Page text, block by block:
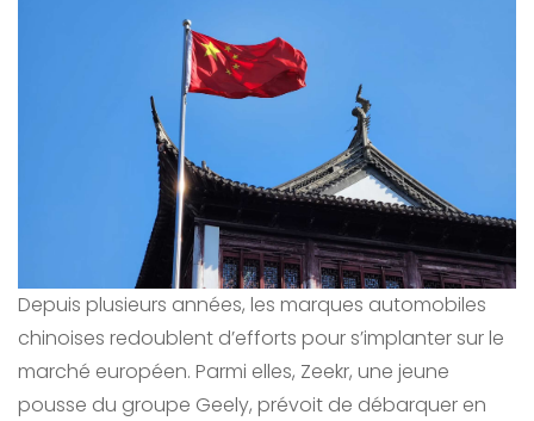
Depuis plusieurs années, les marques automobiles
chinoises redoublent d’efforts pour s’implanter sur le
marché européen. Parmi elles, Zeekr, une jeune
pousse du groupe Geely, prévoit de débarquer en